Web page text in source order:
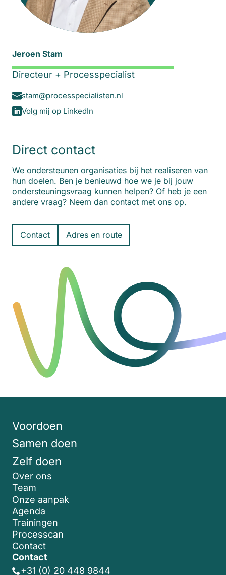
Jeroen Stam
Directeur + Processpecialist
stam@processpecialisten.nl
Volg mij op LinkedIn
Direct contact
We ondersteunen organisaties bij het realiseren van
hun doelen. Ben je benieuwd hoe we je bij jouw
ondersteuningsvraag kunnen helpen? Of heb je een
andere vraag? Neem dan contact met ons op.
Contact Adres en route
Voordoen
Samen doen
Zelf doen
Over ons
Team
Onze aanpak
Agenda
Trainingen
Processcan
Contact
Contact
+31 (0) 20 448 9844